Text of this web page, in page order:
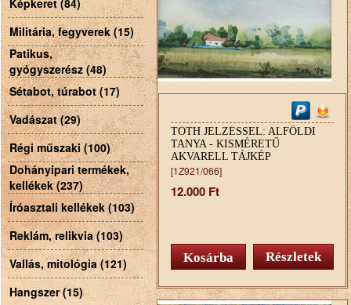
Képkeret (84)
Militária, fegyverek (15)
Patikus,
gyógyszerész (48)
Sétabot, túrabot (17)
Vadászat (29)
Régi műszaki (100)
Dohányipari termékek,
kellékek (237)
Íróasztali kellékek (103)
Reklám, relikvia (103)
Vallás, mitológia (121)
Hangszer (15)
TÓTH JELZÉSSEL: ALFÖLDI
TANYA - KISMÉRETŰ
AKVARELL TÁJKÉP
[1Z921/066]
12.000 Ft
Részletek